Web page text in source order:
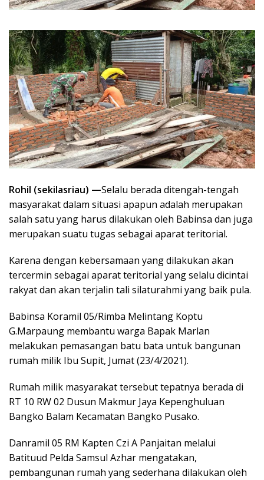
Rohil (sekilasriau) —Selalu berada ditengah-tengah
masyarakat dalam situasi apapun adalah merupakan
salah satu yang harus dilakukan oleh Babinsa dan juga
merupakan suatu tugas sebagai aparat teritorial.
Karena dengan kebersamaan yang dilakukan akan
tercermin sebagai aparat teritorial yang selalu dicintai
rakyat dan akan terjalin tali silaturahmi yang baik pula.
Babinsa Koramil 05/Rimba Melintang Koptu
G.Marpaung membantu warga Bapak Marlan
melakukan pemasangan batu bata untuk bangunan
rumah milik Ibu Supit, Jumat (23/4/2021).
Rumah milik masyarakat tersebut tepatnya berada di
RT 10 RW 02 Dusun Makmur Jaya Kepenghuluan
Bangko Balam Kecamatan Bangko Pusako.
Danramil 05 RM Kapten Czi A Panjaitan melalui
Batituud Pelda Samsul Azhar mengatakan,
pembangunan rumah yang sederhana dilakukan oleh